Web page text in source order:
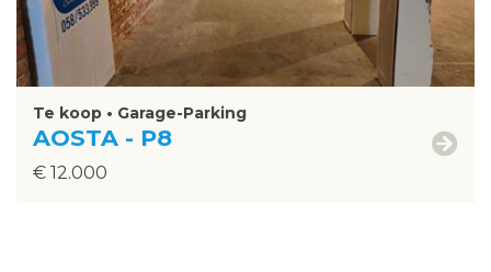
Te koop • Garage-Parking
AOSTA - P8
€ 12.000